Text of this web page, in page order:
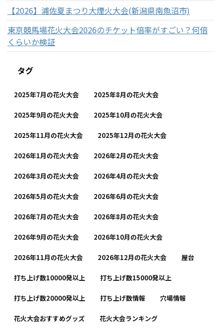
【2026】浦佐夏まつり大煙火大会(新潟県南魚沼市)
東京競馬場花火大会2026のチケット倍率がすごい？何倍
くらいか検証
タグ
2025年7月の花火大会 2025年8月の花火大会
2025年9月の花火大会 2025年10月の花火大会
2025年11月の花火大会 2025年12月の花火大会
2026年1月の花火大会 2026年2月の花火大会
2026年3月の花火大会 2026年4月の花火大会
2026年5月の花火大会 2026年6月の花火大会
2026年7月の花火大会 2026年8月の花火大会
2026年9月の花火大会 2026年10月の花火大会
2026年11月の花火大会 2026年12月の花火大会 屋台
打ち上げ数10000発以上 打ち上げ数15000発以上
打ち上げ数20000発以上 打ち上げ数情報 穴場情報
花火大会おすすめグッズ 花火大会ランキング